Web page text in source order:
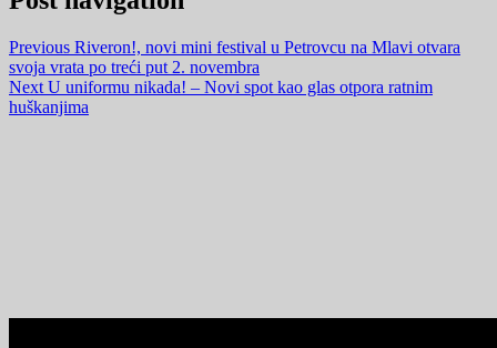
Previous Riveron!, novi mini festival u Petrovcu na Mlavi otvara
svoja vrata po treći put 2. novembra
Next U uniformu nikada! – Novi spot kao glas otpora ratnim
huškanjima